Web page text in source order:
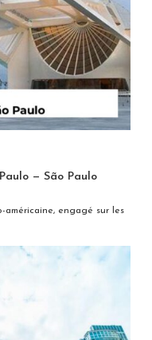
— São Paulo
américaine, engagé sur les